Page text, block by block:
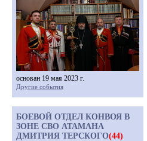
основан 19 мая 2023 г.
Другие события
БОЕВОЙ ОТДЕЛ КОНВОЯ В
ЗОНЕ СВО АТАМАНА
ДМИТРИЯ ТЕРСКОГО(44)